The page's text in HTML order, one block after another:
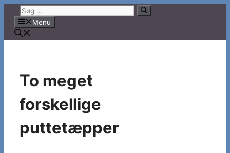
indhold
Søg
efter:Menu
To meget
forskellige
puttetæpper